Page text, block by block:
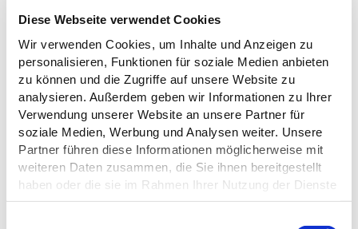
Diese Webseite verwendet Cookies
Wir verwenden Cookies, um Inhalte und Anzeigen zu
personalisieren, Funktionen für soziale Medien anbieten
zu können und die Zugriffe auf unsere Website zu
analysieren. Außerdem geben wir Informationen zu Ihrer
Verwendung unserer Website an unsere Partner für
soziale Medien, Werbung und Analysen weiter. Unsere
Partner führen diese Informationen möglicherweise mit
weiteren Daten zusammen, die Sie ihnen bereitgestellt
haben oder die sie im Rahmen Ihrer Nutzung der Dienste
gesammelt haben.